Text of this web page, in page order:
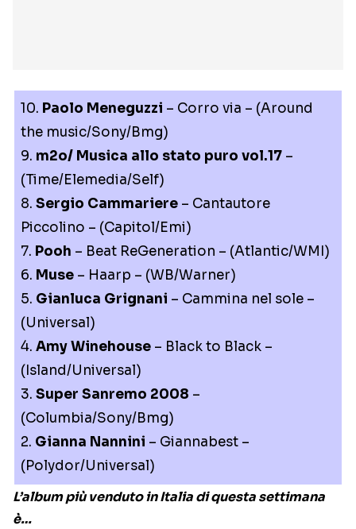
10. Paolo Meneguzzi – Corro via – (Around
the music/Sony/Bmg)
9. m2o/ Musica allo stato puro vol.17 –
(Time/Elemedia/Self)
8. Sergio Cammariere – Cantautore
Piccolino – (Capitol/Emi)
7. Pooh – Beat ReGeneration – (Atlantic/WMI)
6. Muse – Haarp – (WB/Warner)
5. Gianluca Grignani – Cammina nel sole –
(Universal)
4. Amy Winehouse – Black to Black –
(Island/Universal)
3. Super Sanremo 2008 –
(Columbia/Sony/Bmg)
2. Gianna Nannini – Giannabest –
(Polydor/Universal)
L’album più venduto in Italia di questa settimana
è…